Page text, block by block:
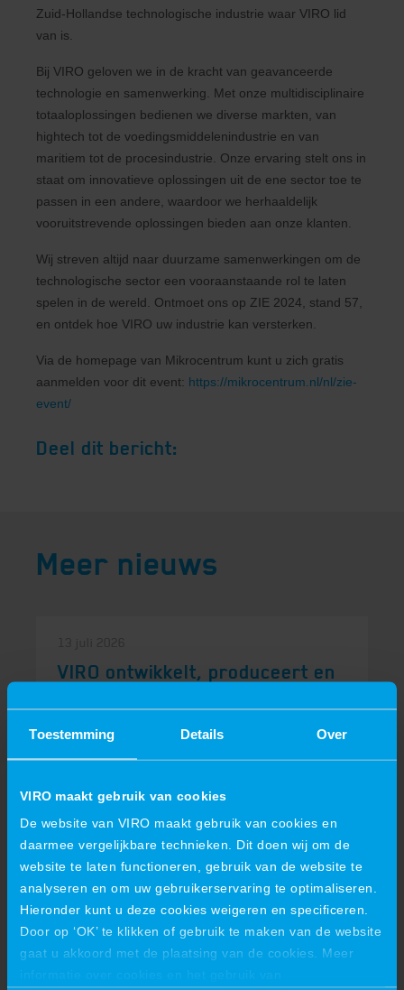
Toestemming Details Over
VIRO maakt gebruik van cookies
De website van VIRO maakt gebruik van cookies en
daarmee vergelijkbare technieken. Dit doen wij om de
website te laten functioneren, gebruik van de website te
analyseren en om uw gebruikerservaring te optimaliseren.
Hieronder kunt u deze cookies weigeren en specificeren.
Door op ‘OK’ te klikken of gebruik te maken van de website
gaat u akkoord met de plaatsing van de cookies. Meer
informatie over cookies en het gebruik van
Zuid-Hollandse technologische industrie waar VIRO lid
van is.
Bij VIRO geloven we in de kracht van geavanceerde
technologie en samenwerking. Met onze multidisciplinaire
totaaloplossingen bedienen we diverse markten, van
hightech tot de voedingsmiddelenindustrie en van
maritiem tot de procesindustrie. Onze ervaring stelt ons in
staat om innovatieve oplossingen uit de ene sector toe te
passen in een andere, waardoor we herhaaldelijk
vooruitstrevende oplossingen bieden aan onze klanten.
Wij streven altijd naar duurzame samenwerkingen om de
technologische sector een vooraanstaande rol te laten
spelen in de wereld. Ontmoet ons op ZIE 2024, stand 57,
en ontdek hoe VIRO uw industrie kan versterken.
Via de homepage van Mikrocentrum kunt u zich gratis
aanmelden voor dit event: https://mikrocentrum.nl/nl/zie-
event/
Deel dit bericht:
Meer nieuws
VIRO ontwikkelt, produceert en
procesvereistenStandaardmachines die in...
19 juni 2026
VIRO viert succesvolle première
op ILA Berlin 2026